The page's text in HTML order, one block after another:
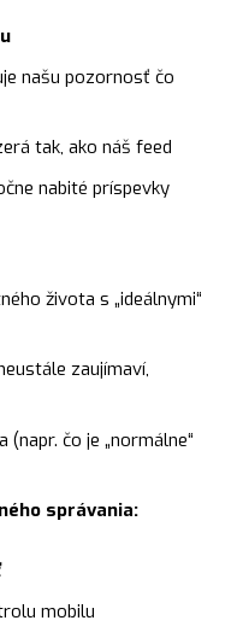
našu pozornosť čo
tak, ako náš feed
nabité príspevky
života s „ideálnymi“
zaujímaví,
čo je „normálne“
správania:
mobilu